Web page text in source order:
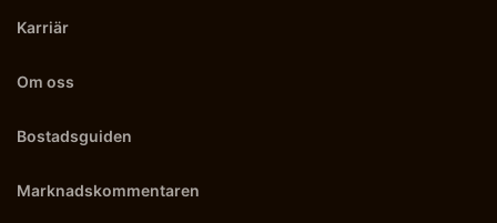
Karriär
Om oss
Bostadsguiden
Marknadskommentaren